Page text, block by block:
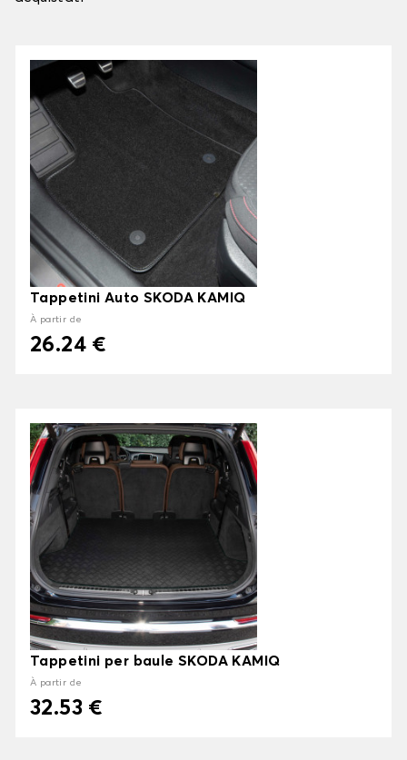
Tappetini Auto SKODA KAMIQ
À partir de
26.24 €
Tappetini per baule SKODA KAMIQ
À partir de
32.53 €